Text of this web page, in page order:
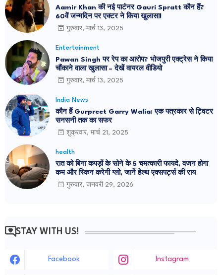
Aamir Khan की नई पार्टनर Gauri Spratt कौन हैं?
60वें जन्मदिन पर एक्टर ने किया खुलासा!
गुरुवार, मार्च 13, 2025
Entertainment
Pawan Singh पर रेप का आरोप? भोजपुरी एक्ट्रेस ने किया
चौंकाने वाला खुलासा – देखें वायरल वीडियो
गुरुवार, मार्च 13, 2025
India News
कौन हैं Gurpreet Garry Walia: एक पत्रकार से ट्विटर
सनसनी तक का सफर
शुक्रवार, मार्च 21, 2025
health
रात को बिना कपड़ों के सोने के 5 चमत्कारी फायदे, वजन होगा
कम और स्किन करेगी ग्लो, जानें हेल्थ एक्सपर्ट्स की राय
गुरुवार, जनवरी 29, 2026
STAY WITH US!
Facebook Instagram